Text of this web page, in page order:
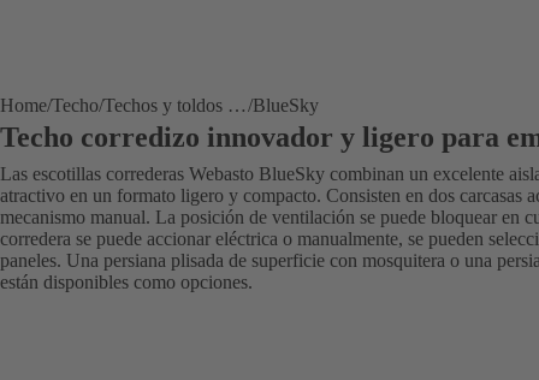
Home Techo Techos y toldos náuticos BlueSky
Techo corredizo innovador y ligero para
Las escotillas correderas Webasto BlueSky combinan un excelente
atractivo en un formato ligero y compacto. Consisten en dos carcasas
mecanismo manual. La posición de ventilación se puede bloquear en
corredera se puede accionar eléctrica o manualmente, se pueden
paneles. Una persiana plisada de superficie con mosquitera o una
están disponibles como opciones.